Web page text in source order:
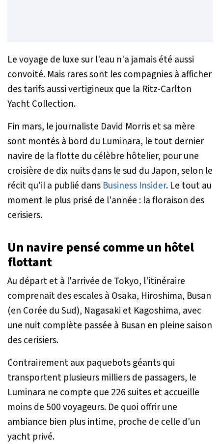
Le voyage de luxe sur l'eau n'a jamais été aussi
convoité. Mais rares sont les compagnies à afficher
des tarifs aussi vertigineux que la Ritz-Carlton
Yacht Collection.
Fin mars, le journaliste David Morris et sa mère
sont montés à bord du Luminara, le tout dernier
navire de la flotte du célèbre hôtelier, pour une
croisière de dix nuits dans le sud du Japon, selon le
récit qu'il a publié dans Business Insider. Le tout au
moment le plus prisé de l'année : la floraison des
cerisiers.
Un navire pensé comme un hôtel
flottant
Au départ et à l'arrivée de Tokyo, l'itinéraire
comprenait des escales à Osaka, Hiroshima, Busan
(en Corée du Sud), Nagasaki et Kagoshima, avec
une nuit complète passée à Busan en pleine saison
des cerisiers.
Contrairement aux paquebots géants qui
transportent plusieurs milliers de passagers, le
Luminara ne compte que 226 suites et accueille
moins de 500 voyageurs. De quoi offrir une
ambiance bien plus intime, proche de celle d'un
yacht privé.